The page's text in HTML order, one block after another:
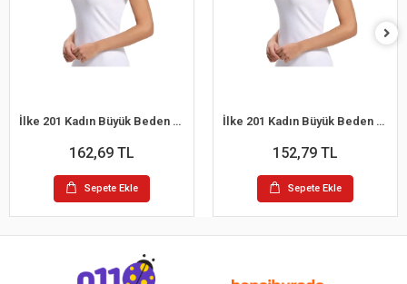
İlke 201 Kadın Büyük Beden Mat Biyeli İp Askılı Atlet Beyaz 3XL /48
162,69 TL
Sepete Ekle
İlke 201 Kadın Büyük Beden Mat Biyeli İp Askılı Atlet Beyaz 2XL / 46
152,79 TL
Sepete Ekle